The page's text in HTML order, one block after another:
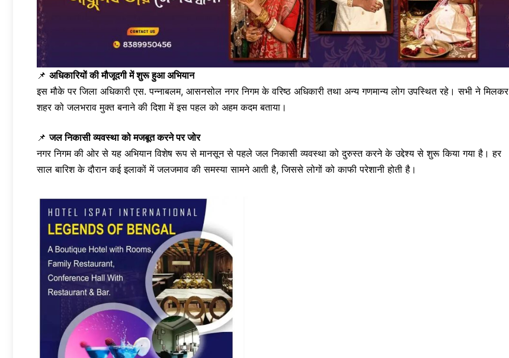
📌 अधिकारियों की मौजूदगी में शुरू हुआ अभियान
इस मौके पर जिला अधिकारी एस. पन्नाबलम, आसनसोल नगर निगम के वरिष्ठ अधिकारी तथा अन्य गणमान्य लोग उपस्थित रहे। सभी ने मिलकर
शहर को जलभराव मुक्त बनाने की दिशा में इस पहल को अहम कदम बताया।
📌जल निकासी व्यवस्था को मजबूत करने पर जोर
नगर निगम की ओर से यह अभियान विशेष रूप से मानसून से पहले जल निकासी व्यवस्था को दुरुस्त करने के उद्देश्य से शुरू किया गया है। हर
साल बारिश के दौरान कई इलाकों में जलजमाव की समस्या सामने आती है, जिससे लोगों को काफी परेशानी होती है।